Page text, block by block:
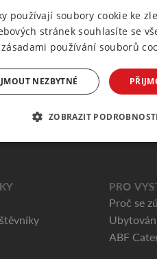
PRO
Proč se
ABF
používají soubory cookie ke
stránek souhlasíte se
používání souborů
NEZBYTNÉ
ZOBRAZIT PODROBNOSTI